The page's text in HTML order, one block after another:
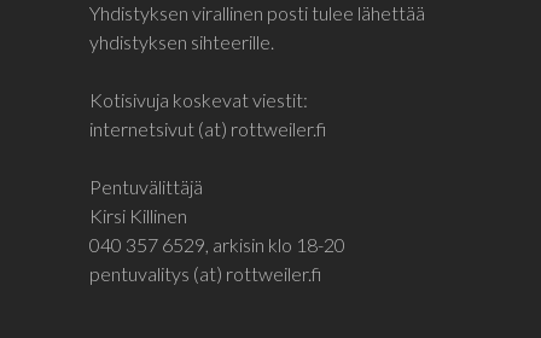
Yhdistyksen virallinen posti tulee lähettää
yhdistyksen sihteerille.
Kotisivuja koskevat viestit:
internetsivut (at) rottweiler.fi
Pentuvälittäjä
Kirsi Killinen
040 357 6529, arkisin klo 18-20
pentuvalitys (at) rottweiler.fi